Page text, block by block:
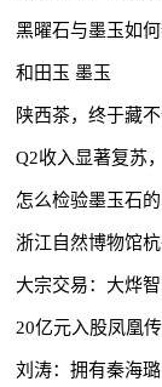
黑曜石与墨玉如何
和田玉 墨玉
陕西茶，终于藏
Q2收入显著复苏
怎么检验墨玉石
浙江自然博物馆
大宗交易：大烨
20亿元入股凤凰
刘涛：拥有秦海